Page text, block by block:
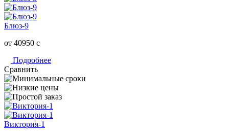
Блюз-9
от 40950 c
Подробнее
Сравнить
Виктория-1